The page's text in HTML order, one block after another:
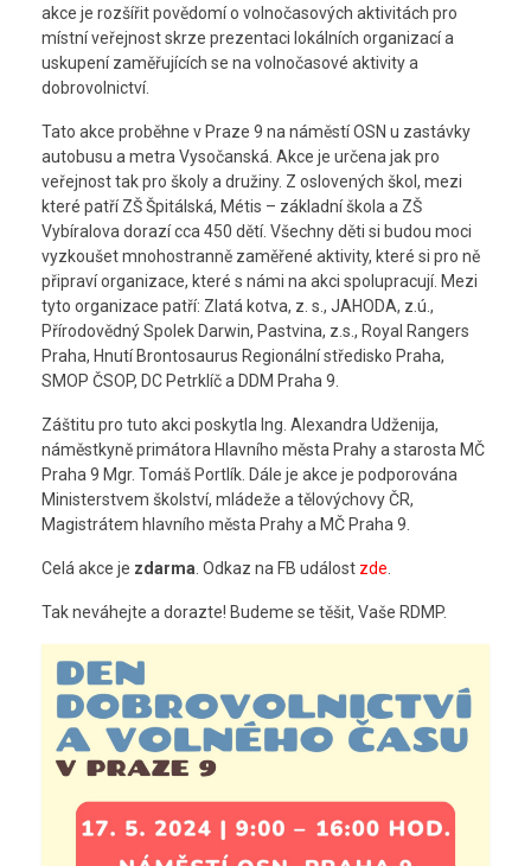
akce je rozšířit povědomí o volnočasových aktivitách pro
místní veřejnost skrze prezentaci lokálních organizací a
uskupení zaměřujících se na volnočasové aktivity a
dobrovolnictví.
Tato akce proběhne v Praze 9 na náměstí OSN u zastávky
autobusu a metra Vysočanská. Akce je určena jak pro
veřejnost tak pro školy a družiny. Z oslovených škol, mezi
které patří ZŠ Špitálská, Métis – základní škola a ZŠ
Vybíralova dorazí cca 450 dětí. Všechny děti si budou moci
vyzkoušet mnohostranně zaměřené aktivity, které si pro ně
připraví organizace, které s námi na akci spolupracují. Mezi
tyto organizace patří: Zlatá kotva, z. s., JAHODA, z.ú.,
Přírodovědný Spolek Darwin, Pastvina, z.s., Royal Rangers
Praha, Hnutí Brontosaurus Regionální středisko Praha,
SMOP ČSOP, DC Petrklíč a DDM Praha 9.
Záštitu pro tuto akci poskytla Ing. Alexandra Udženija,
náměstkyně primátora Hlavního města Prahy a starosta MČ
Praha 9 Mgr. Tomáš Portlík. Dále je akce je podporována
Ministerstvem školství, mládeže a tělovýchovy ČR,
Magistrátem hlavního města Prahy a MČ Praha 9.
Celá akce je zdarma. Odkaz na FB událost zde.
Tak neváhejte a dorazte! Budeme se těšit, Vaše RDMP.